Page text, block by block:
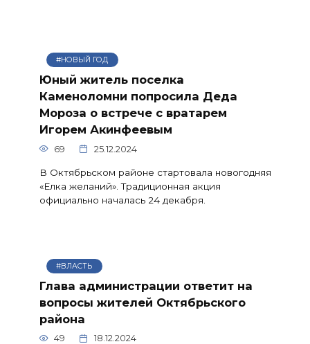
#НОВЫЙ ГОД
Юный житель поселка
Каменоломни попросила Деда
Мороза о встрече с вратарем
Игорем Акинфеевым
69 25.12.2024
В Октябрьском районе стартовала новогодняя
«Елка желаний». Традиционная акция
официально началась 24 декабря.
#ВЛАСТЬ
Глава администрации ответит на
вопросы жителей Октябрьского
района
49 18.12.2024